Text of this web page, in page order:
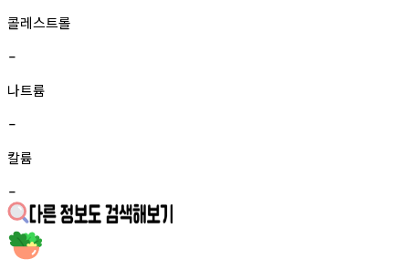
콜레스트롤
-
나트륨
-
칼륨
-